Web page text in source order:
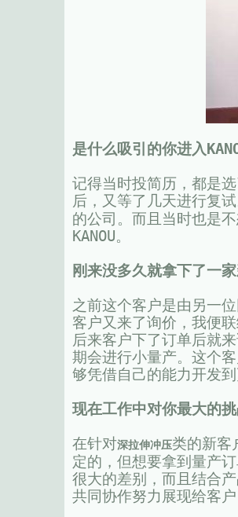
是什么吸引的你进入
记得当时投简历，都是
后，又等了几天进行复
的公司。而且当时也是
KANOU。
刚来没多久就拿下了一
之前这个客户是由另一
客户又来了询价，我便
后来客户下了订单后就
期会进行小量产。这个
够凭借自己的能力开发
现在工作中对你最大的
在针对深拉伸冲压类的新客
定的，但想要拿到量产
很大的差别，而且结合
共同协作努力展现给客户